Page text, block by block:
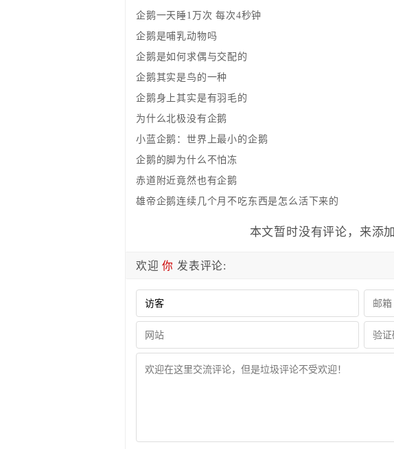
企鹅一天睡1万次 每次4秒钟
企鹅是哺乳动物吗
企鹅是如何求偶与交配的
企鹅其实是鸟的一种
企鹅身上其实是有羽毛的
为什么北极没有企鹅
小蓝企鹅：世界上最小的企鹅
企鹅的脚为什么不怕冻
赤道附近竟然也有企鹅
雄帝企鹅连续几个月不吃东西是怎么活下来的
本文暂时没有评论，来添
欢迎你 发表评论: